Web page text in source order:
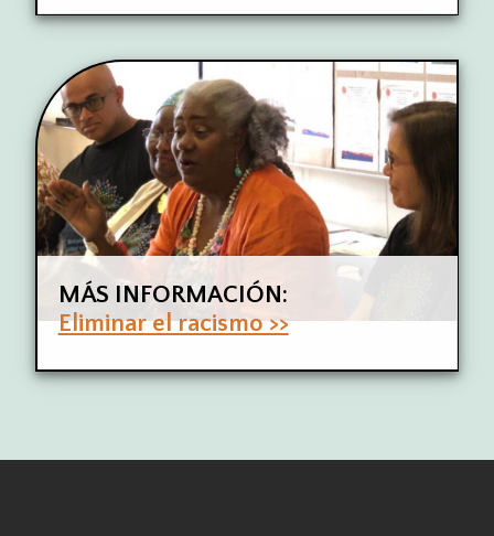
MÁS INFORMACIÓN:
Eliminar el racismo >>